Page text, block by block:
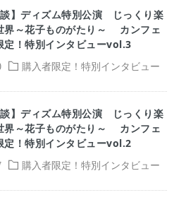
購入者限定！特別インタビュー
】ディズム特別公演 じっくり楽
界～花子ものがたり～ カンフェ
定！特別インタビューvol.3
購入者限定！特別インタビュー
】ディズム特別公演 じっくり楽
界～花子ものがたり～ カンフェ
定！特別インタビューvol.2